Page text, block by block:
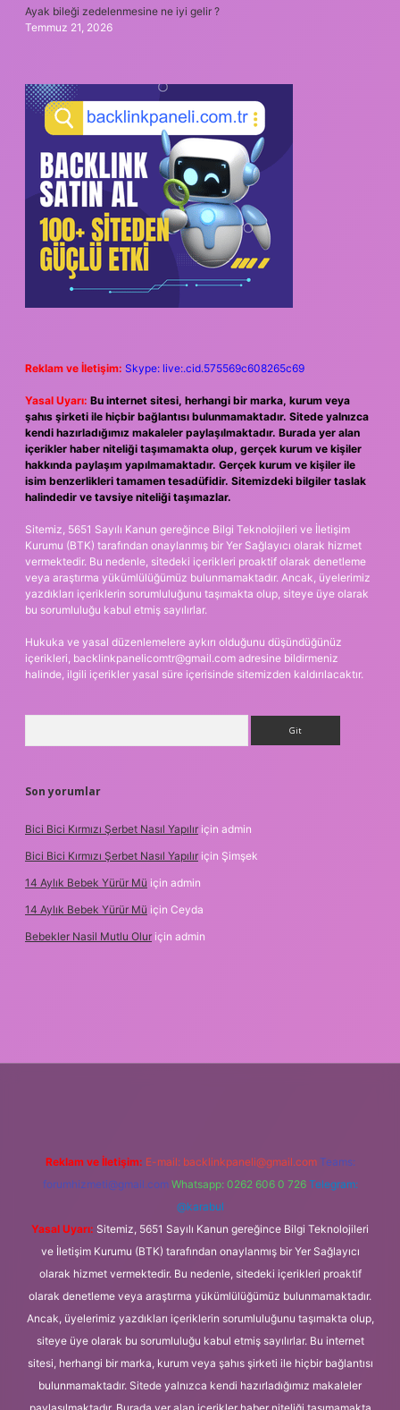
Ayak bileği zedelenmesine ne iyi gelir ?
Temmuz 21, 2026
Reklam ve İletişim: Skype: live:.cid.575569c608265c69
Yasal Uyarı: Bu internet sitesi, herhangi bir marka, kurum veya
şahıs şirketi ile hiçbir bağlantısı bulunmamaktadır. Sitede yalnızca
kendi hazırladığımız makaleler paylaşılmaktadır. Burada yer alan
içerikler haber niteliği taşımamakta olup, gerçek kurum ve kişiler
hakkında paylaşım yapılmamaktadır. Gerçek kurum ve kişiler ile
isim benzerlikleri tamamen tesadüfidir. Sitemizdeki bilgiler taslak
halindedir ve tavsiye niteliği taşımazlar.
Sitemiz, 5651 Sayılı Kanun gereğince Bilgi Teknolojileri ve İletişim
Kurumu (BTK) tarafından onaylanmış bir Yer Sağlayıcı olarak hizmet
vermektedir. Bu nedenle, sitedeki içerikleri proaktif olarak denetleme
veya araştırma yükümlülüğümüz bulunmamaktadır. Ancak, üyelerimiz
yazdıkları içeriklerin sorumluluğunu taşımakta olup, siteye üye olarak
bu sorumluluğu kabul etmiş sayılırlar.
Hukuka ve yasal düzenlemelere aykırı olduğunu düşündüğünüz
içerikleri, backlinkpanelicomtr@gmail.com adresine bildirmeniz
halinde, ilgili içerikler yasal süre içerisinde sitemizden kaldırılacaktır.
Son yorumlar
Bici Bici Kırmızı Şerbet Nasıl Yapılır için admin
Bici Bici Kırmızı Şerbet Nasıl Yapılır için Şimşek
14 Aylık Bebek Yürür Mü için admin
14 Aylık Bebek Yürür Mü için Ceyda
Bebekler Nasil Mutlu Olur için admin
Reklam ve İletişim: E-mail: backlinkpaneli@gmail.com Teams:
forumhizmeti@gmail.com Whatsapp: 0262 606 0 726 Telegram:
@karabul
Yasal Uyarı: Sitemiz, 5651 Sayılı Kanun gereğince Bilgi Teknolojileri
ve İletişim Kurumu (BTK) tarafından onaylanmış bir Yer Sağlayıcı
olarak hizmet vermektedir. Bu nedenle, sitedeki içerikleri proaktif
olarak denetleme veya araştırma yükümlülüğümüz bulunmamaktadır.
Ancak, üyelerimiz yazdıkları içeriklerin sorumluluğunu taşımakta olup,
siteye üye olarak bu sorumluluğu kabul etmiş sayılırlar. Bu internet
sitesi, herhangi bir marka, kurum veya şahıs şirketi ile hiçbir bağlantısı
bulunmamaktadır. Sitede yalnızca kendi hazırladığımız makaleler